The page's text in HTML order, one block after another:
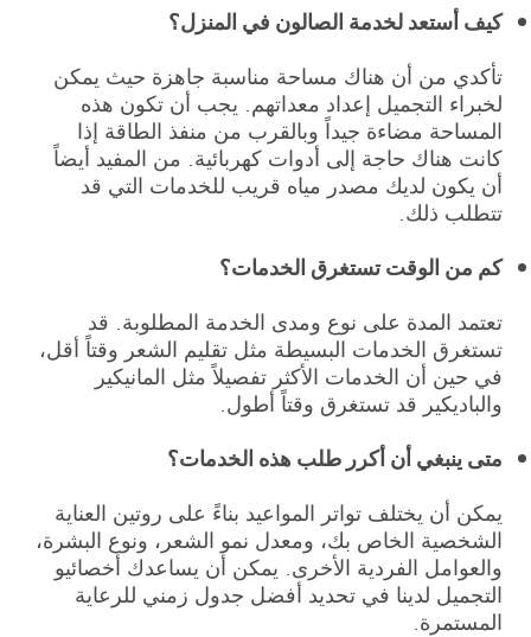
كيف أستعد لخدمة الصالون في المنزل؟
تأكدي من أن هناك مساحة مناسبة جاهزة حيث يمكن
لخبراء التجميل إعداد معداتهم. يجب أن تكون هذه
المساحة مضاءة جيداً وبالقرب من منفذ الطاقة إذا
كانت هناك حاجة إلى أدوات كهربائية. من المفيد أيضاً
أن يكون لديك مصدر مياه قريب للخدمات التي قد
تتطلب ذلك.
كم من الوقت تستغرق الخدمات؟
تعتمد المدة على نوع ومدى الخدمة المطلوبة. قد
تستغرق الخدمات البسيطة مثل تقليم الشعر وقتاً أقل،
في حين أن الخدمات الأكثر تفصيلاً مثل المانيكير
والباديكير قد تستغرق وقتاً أطول.
متى ينبغي أن أكرر طلب هذه الخدمات؟
يمكن أن يختلف تواتر المواعيد بناءً على روتين العناية
الشخصية الخاص بك، ومعدل نمو الشعر، ونوع البشرة،
والعوامل الفردية الأخرى. يمكن أن يساعدك أخصائيو
التجميل لدينا في تحديد أفضل جدول زمني للرعاية
المستمرة.